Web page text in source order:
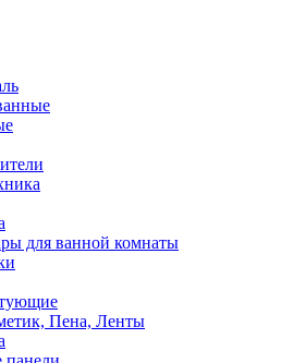
для ванной комнаты
Пена, Ленты